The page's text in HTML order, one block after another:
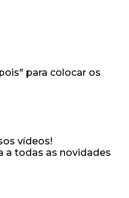
para colocar os
vídeos!
a todas as novidades